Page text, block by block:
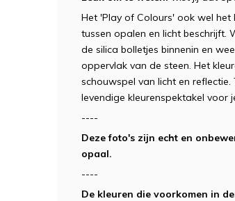
Het 'Play of Colours' ook wel
tussen opalen en licht beschrijft.
de silica bolletjes binnenin en
oppervlak van de steen. Het
schouwspel van licht en
levendige kleurenspektakel voor
----
Deze foto's zijn echt en
opaal.
----
De kleuren die voorkomen in